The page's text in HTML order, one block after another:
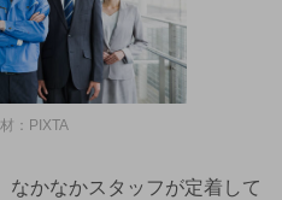
：PIXTA
なかなかスタッフが定着して